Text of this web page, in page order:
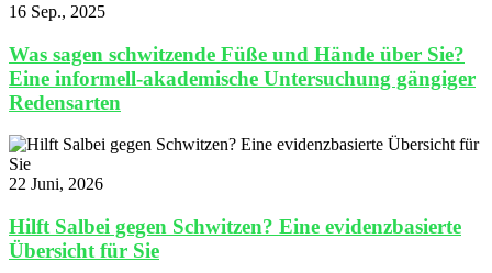
16 Sep., 2025
Was sagen schwitzende Füße und Hände über Sie?
Eine informell-akademische Untersuchung gängiger
Redensarten
22 Juni, 2026
Hilft Salbei gegen Schwitzen? Eine evidenzbasierte
Übersicht für Sie